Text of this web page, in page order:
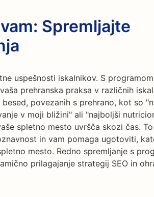
Spremljajte
uspešnosti iskalnikov. S
prehranska praksa v različnih
povezanih s prehrano, kot so
v moji bližini" ali "najboljši
spletno mesto uvršča skozi čas.
in vam pomaga ugotoviti,
mesto. Redno spremljanje s
prilagajanje strategij SEO in